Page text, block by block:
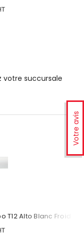
Votre avis
votre succursale
Alto Blanc Froid